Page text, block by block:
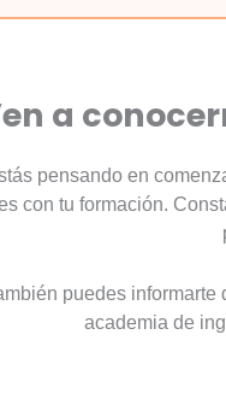
a
pensando en
con tu formación.
puedes informarte
academia de